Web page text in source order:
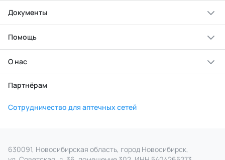
Документы
Помощь
О нас
Партнёрам
Сотрудничество для аптечных сетей
630091, Новосибирская область, город Новосибирск,